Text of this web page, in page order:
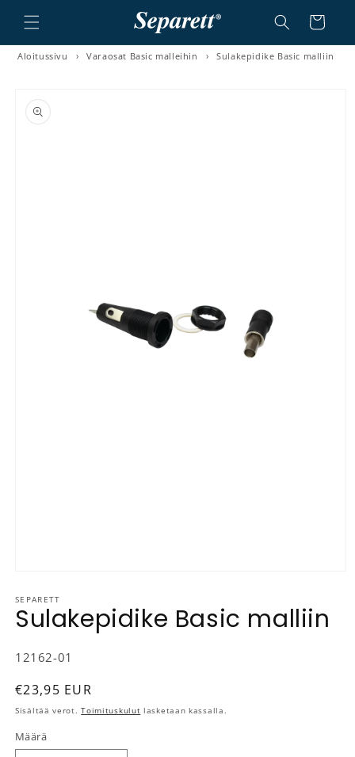
ja siirry sisältöön Ostoskori
Aloitussivu › Varaosat Basic malleihin › Sulakepidike Basic malliin
tuotetietoihin
SEPARETT
Sulakepidike Basic malliin
SKU-koodi:
12162-01
Normaalihinta
€23,95 EUR
Sisältää verot.Toimituskulut lasketaan kassalla.
Määrä
Määrä